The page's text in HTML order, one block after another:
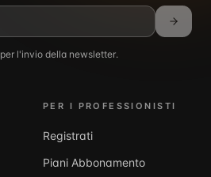
per l'invio della newsletter.
PER I PROFESSIONISTI
Registrati
Piani Abbonamento